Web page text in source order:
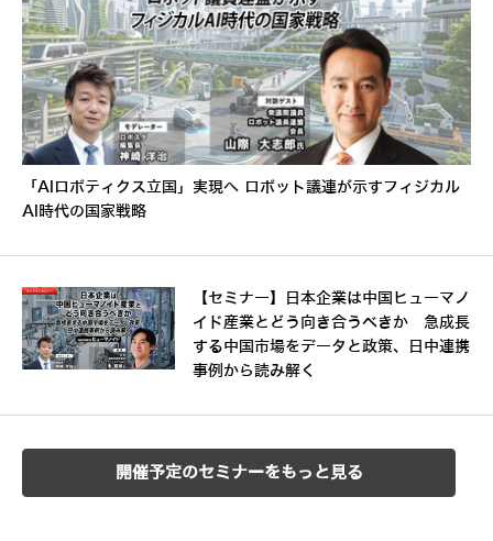
「AIロボティクス立国」実現へ ロボット議連が示すフィジカル
AI時代の国家戦略
【セミナー】日本企業は中国ヒューマノ
イド産業とどう向き合うべきか 急成長
する中国市場をデータと政策、日中連携
事例から読み解く
開催予定のセミナーをもっと見る